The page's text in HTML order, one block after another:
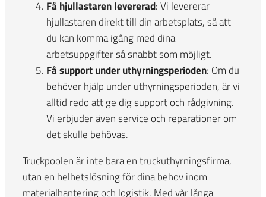
Få hjullastaren levererad: Vi levererar
hjullastaren direkt till din arbetsplats, så att
du kan komma igång med dina
arbetsuppgifter så snabbt som möjligt.
Få support under uthyrningsperioden: Om du
behöver hjälp under uthyrningsperioden, är vi
alltid redo att ge dig support och rådgivning.
Vi erbjuder även service och reparationer om
det skulle behövas.
Truckpoolen är inte bara en truckuthyrningsfirma,
utan en helhetslösning för dina behov inom
materialhantering och logistik. Med vår långa